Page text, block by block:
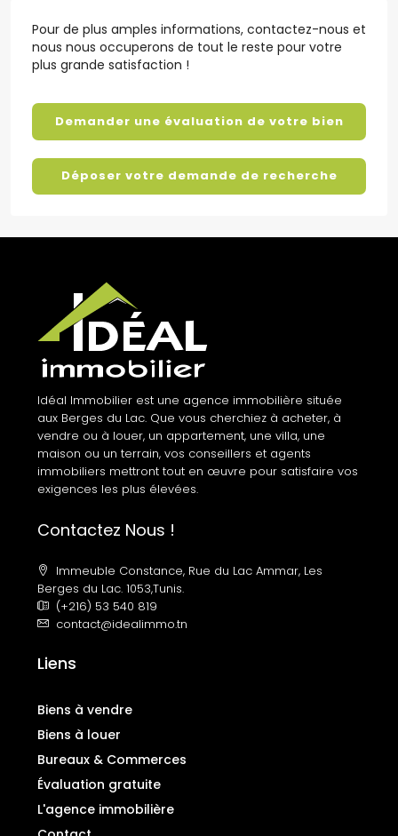
Pour de plus amples informations, contactez-nous et
nous nous occuperons de tout le reste pour votre
plus grande satisfaction !
Demander une évaluation de votre bien
Déposer votre demande de recherche
Idéal Immobilier est une agence immobilière située
aux Berges du Lac. Que vous cherchiez à acheter, à
vendre ou à louer, un appartement, une villa, une
maison ou un terrain, vos conseillers et agents
immobiliers mettront tout en œuvre pour satisfaire vos
exigences les plus élevées.
Contactez Nous !
Immeuble Constance, Rue du Lac Ammar, Les
Berges du Lac. 1053,Tunis.
(+216) 53 540 819
contact@idealimmo.tn
Liens
Biens à vendre
Biens à louer
Bureaux & Commerces
Évaluation gratuite
L'agence immobilière